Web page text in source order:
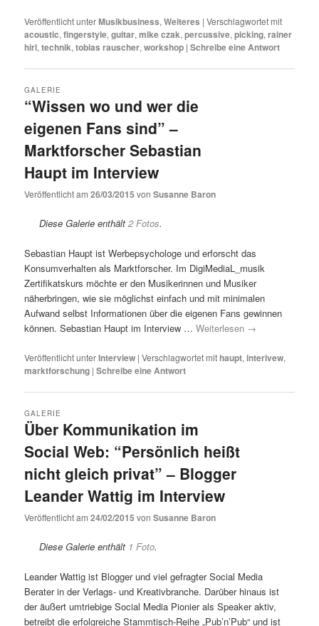
Veröffentlicht unterMusikbusiness,Weiteres |Verschlagwortet mit
acoustic,fingerstyle,guitar,mike czak,percussive,picking,rainer
hirl,technik,tobias rauscher,workshop |Schreibe eine Antwort
“Wissen wo und wer die
eigenen Fans sind” –
Marktforscher Sebastian
Haupt im Interview
GALERIE
Veröffentlicht am26/03/2015 vonSusanne Baron
Diese Galerie enthält2 Fotos.
Sebastian Haupt ist Werbepsychologe und erforscht das
Konsumverhalten als Marktforscher. Im DigiMediaL_musik
Zertifikatskurs möchte er den Musikerinnen und Musiker
näherbringen, wie sie möglichst einfach und mit minimalen
Aufwand selbst Informationen über die eigenen Fans gewinnen
können. Sebastian Haupt im Interview …Weiterlesen →
Veröffentlicht unterInterview |Verschlagwortet mithaupt,interivew,
marktforschung |Schreibe eine Antwort
Über Kommunikation im
Social Web: “Persönlich heißt
nicht gleich privat” – Blogger
Leander Wattig im Interview
GALERIE
Veröffentlicht am24/02/2015 vonSusanne Baron
Diese Galerie enthält 1 Foto.
Leander Wattig ist Blogger und viel gefragter Social Media
Berater in der Verlags- und Kreativbranche. Darüber hinaus ist
der äußert umtriebige Social Media Pionier als Speaker aktiv,
betreibt die erfolgreiche Stammtisch-Reihe „Pub’n’Pub“ und ist